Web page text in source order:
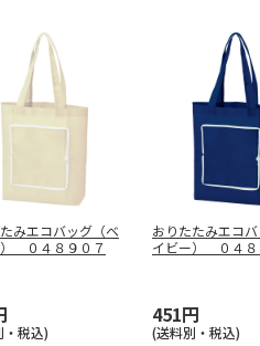
みエコバッグ（ベ
０４８９０７
・税込)
おりたたみエコ
イビー） ０４８
451円
(送料別・税込)